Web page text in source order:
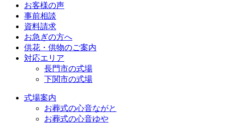
お客様の声
事前相談
資料請求
お急ぎの方へ
供花・供物のご案内
対応エリア
長門市の式場
下関市の式場
式場案内
お葬式の心音ながと
お葬式の心音ゆや